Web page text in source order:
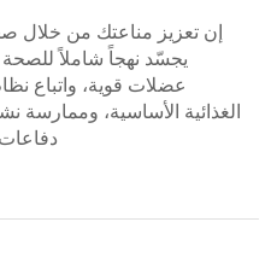
إن تعزيز مناعتك من خلال
يجسّد نهجاً شاملاً
عضلات قوية، واتباع
الغذائية الأساسية، وممارسة